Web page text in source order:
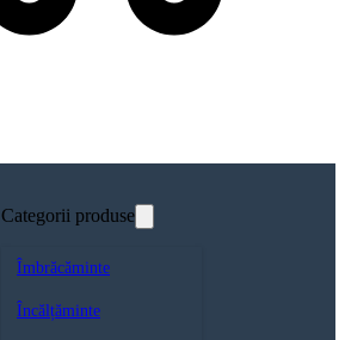
Categorii produse
Îmbrăcăminte
Încălțăminte